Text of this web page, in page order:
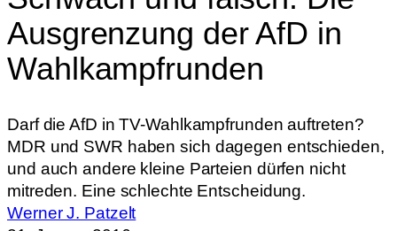
Ausgrenzung der AfD in
Wahlkampfrunden
Darf die AfD in TV-Wahlkampfrunden auftreten?
MDR und SWR haben sich dagegen entschieden,
und auch andere kleine Parteien dürfen nicht
mitreden. Eine schlechte Entscheidung.
Werner J. Patzelt